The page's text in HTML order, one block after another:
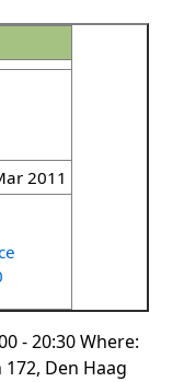
2011
- 20:30 Where:
Den Haag